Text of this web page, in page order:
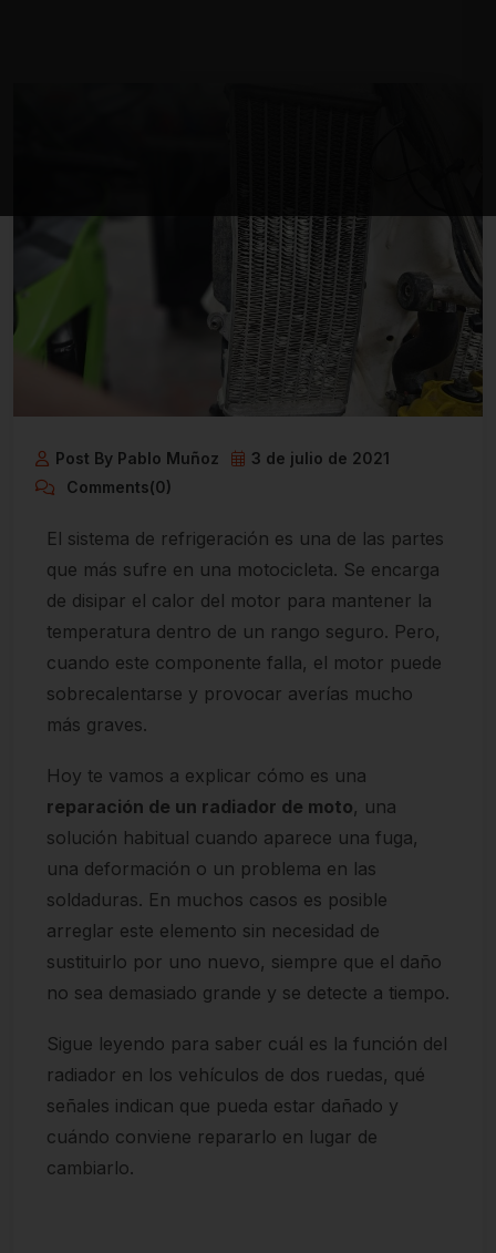
Post By Pablo Muñoz
3 de julio de 2021
Comments(0)
El sistema de refrigeración es una de las partes
que más sufre en una motocicleta. Se encarga
de disipar el calor del motor para mantener la
temperatura dentro de un rango seguro. Pero,
cuando este componente falla, el motor puede
sobrecalentarse y provocar averías mucho
más graves.
Hoy te vamos a explicar cómo es una
reparación de un radiador de moto, una
solución habitual cuando aparece una fuga,
una deformación o un problema en las
soldaduras. En muchos casos es posible
arreglar este elemento sin necesidad de
sustituirlo por uno nuevo, siempre que el daño
no sea demasiado grande y se detecte a tiempo.
Sigue leyendo para saber cuál es la función del
radiador en los vehículos de dos ruedas, qué
señales indican que pueda estar dañado y
cuándo conviene repararlo en lugar de
cambiarlo.